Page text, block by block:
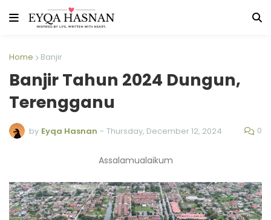
Home Banjir
Banjir Tahun 2024 Dungun,
Terengganu
by Eyqa Hasnan - Thursday, December 12, 2024 0
Assalamualaikum